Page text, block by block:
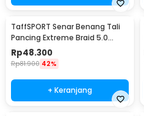
TaffSPORT Senar Benang Tali
Pancing Extreme Braid 5.0
500M - FM-PEL
Rp48.300
Rp81.900 42%
+ Keranjang